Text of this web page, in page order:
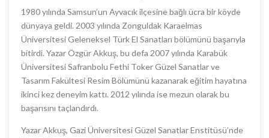
1980 yılında Samsun’un Ayvacık ilçesine bağlı ücra bir köyde
dünyaya geldi. 2003 yılında Zonguldak Karaelmas
Üniversitesi Geleneksel Türk El Sanatları bölümünü başarıyla
bitirdi. Yazar Özgür Akkuş, bu defa 2007 yılında Karabük
Üniversitesi Safranbolu Fethi Toker Güzel Sanatlar ve
Tasarım Fakültesi Resim Bölümünü kazanarak eğitim hayatına
ikinci kez deneyim kattı. 2012 yılında ise mezun olarak bu
başarısını taçlandırdı.
Yazar Akkuş, Gazi Üniversitesi Güzel Sanatlar Enstitüsü’nde